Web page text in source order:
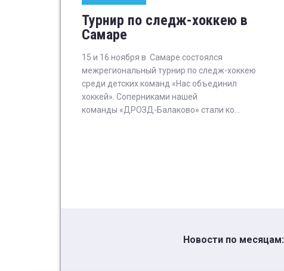
Турнир по следж-хоккею в
Самаре
15 и 16 ноября в Самаре состоялся
межрегиональный турнир по следж-хоккею
среди детских команд «Нас объединил
хоккей». Соперниками нашей
команды «ДРОЗД-Балаково» стали ко...
Новости по месяцам: